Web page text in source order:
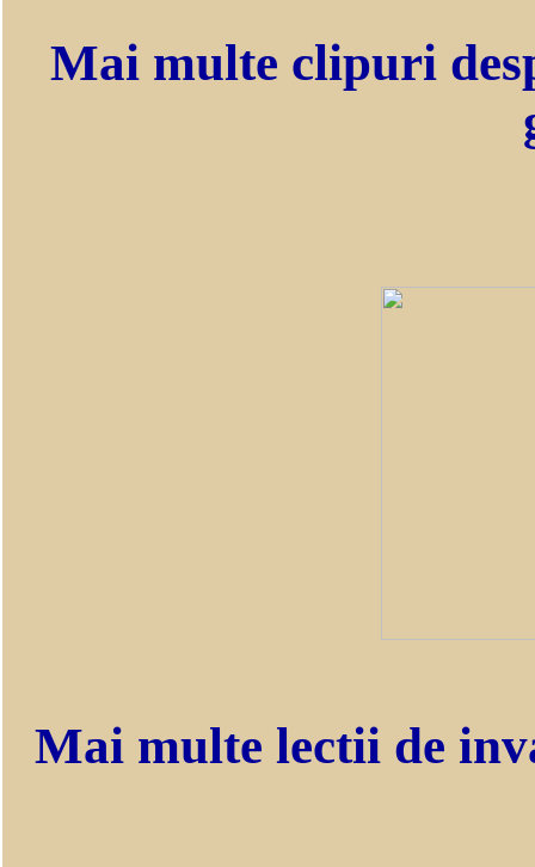
Mai multe clipuri
Mai multe lectii de